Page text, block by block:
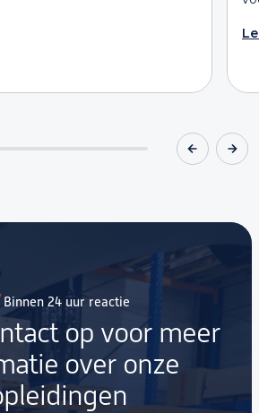
Binnen 24 uur reactie
op voor meer
over onze